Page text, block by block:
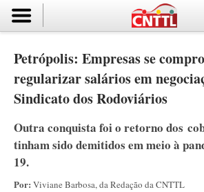
Petrópolis: Empresas se
regularizar salários em
Sindicato dos Rodoviários
Outra conquista foi o retorno dos
tinham sido demitidos em meio à
19.
Por: Viviane Barbosa, da Redação da CNTTL